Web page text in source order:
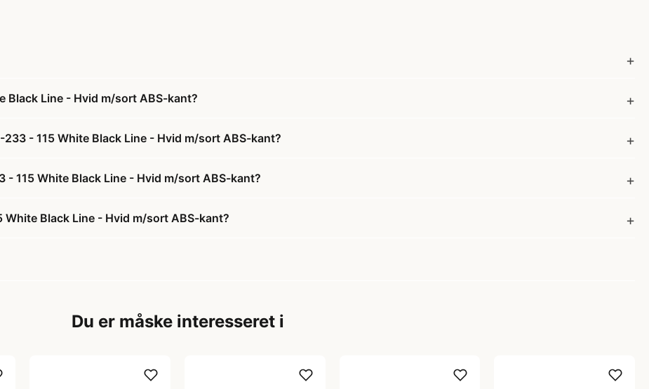
Black Line - Hvid m/sort ABS-kant?
- 115 White Black Line - Hvid m/sort ABS-kant?
115 White Black Line - Hvid m/sort ABS-kant?
Black Line - Hvid m/sort ABS-kant?
Du er måske interesseret i